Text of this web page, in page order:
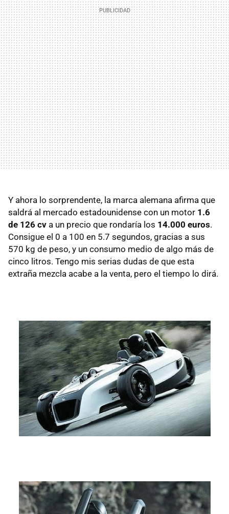
Y ahora lo sorprendente, la marca alemana afirma que
saldrá al mercado estadounidense con un motor 1.6
de 126 cv a un precio que rondaría los 14.000 euros.
Consigue el 0 a 100 en 5.7 segundos, gracias a sus
570 kg de peso, y un consumo medio de algo más de
cinco litros. Tengo mis serias dudas de que esta
extraña mezcla acabe a la venta, pero el tiempo lo dirá.